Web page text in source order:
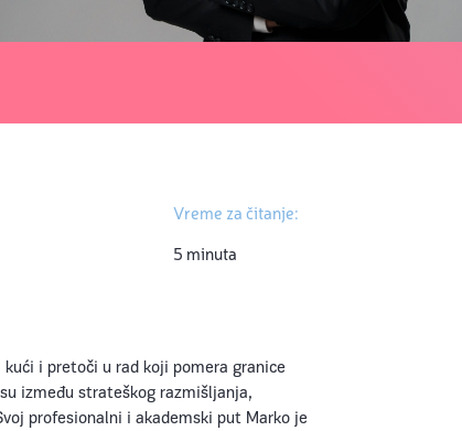
Vreme za čitanje:
5 minuta
i pretoči u rad koji pomera granice
između strateškog razmišljanja,
profesionalni i akademski put Marko je